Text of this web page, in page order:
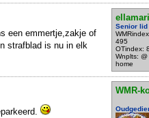
Senior lid
495
OTindex:
Wnplts: @
home
een emmertje,zakje of
strafblad is nu in elk
WMR-